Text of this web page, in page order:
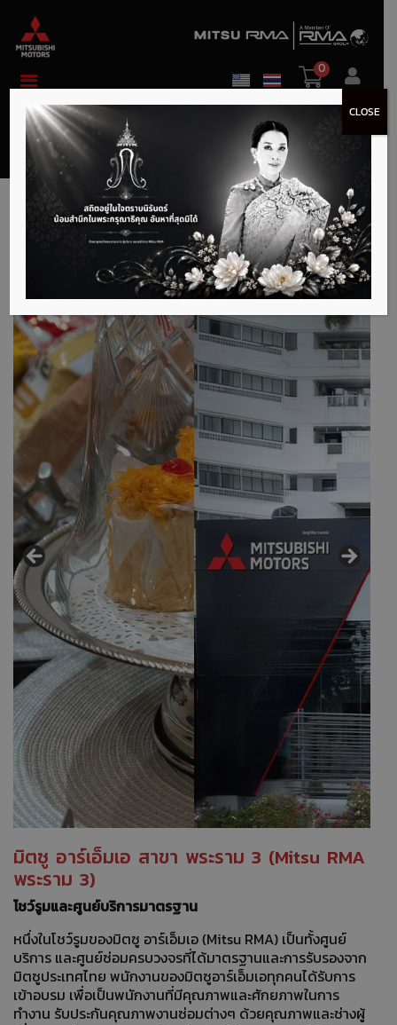
0
Mitsu RMA พระราม 3
เมษายน 26, 2024
มิตซู อาร์เอ็มเอ สาขา พระราม 3 (Mitsu RMA
พระราม 3)
โชว์รูมและศูนย์บริการมาตรฐาน
หนึ่งในโชว์รูมของมิตซู อาร์เอ็มเอ (Mitsu RMA) เป็นทั้งศูนย์
บริการ และศูนย์ซ่อมครบวงจรที่ได้มาตรฐานและการรับรองจาก
มิตซูประเทศไทย พนักงานของมิตซูอาร์เอ็มเอทุกคนได้รับการ
เข้าอบรม เพื่อเป็นพนักงานที่มีคุณภาพและศักยภาพในการ
ทำงาน รับประกันคุณภาพงานซ่อมต่างๆ ด้วยคุณภาพและช่างผู้
CLOSE